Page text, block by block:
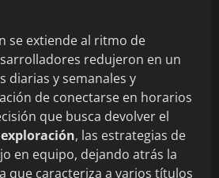
se extiende al ritmo de
redujeron en un
diarias y semanales y
de conectarse en horarios
que busca devolver el
exploración, las estrategias de
en equipo, dejando atrás la
que caracteriza a varios títulos